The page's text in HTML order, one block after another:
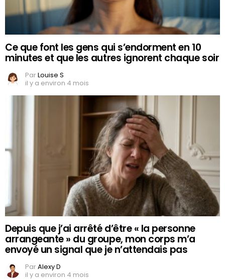
Ce que font les gens qui s’endorment en 10
minutes et que les autres ignorent chaque soir
ParLouise S
il y a environ 4 mois
Depuis que j’ai arrêté d’être « la personne
arrangeante » du groupe, mon corps m’a
envoyé un signal que je n’attendais pas
ParAlexy D
il y a environ 4 mois